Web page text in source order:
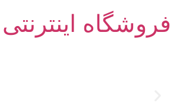
فروشگاه